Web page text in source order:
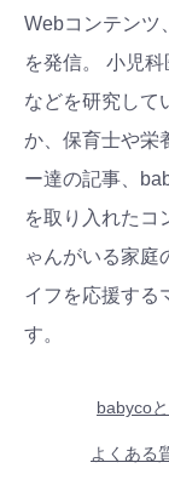
Webコンテンツ
を発信。 小児
などを研究して
か、保育士や栄
ー達の記事、
を取り入れたコ
ゃんがいる家庭
イフを応援する
す。
babyco
よくある